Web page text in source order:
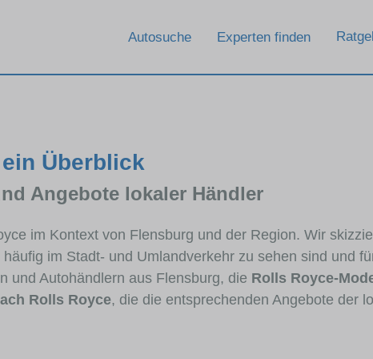
Autosuche Experten finden
Überblick
Angebote lokaler Händler
im Kontext von Flensburg und der Region. Wir
im Stadt- und Umlandverkehr zu sehen sind und
und Autohändlern aus Flensburg, die Rolls Royce-
Rolls Royce, die die entsprechenden Angebote der